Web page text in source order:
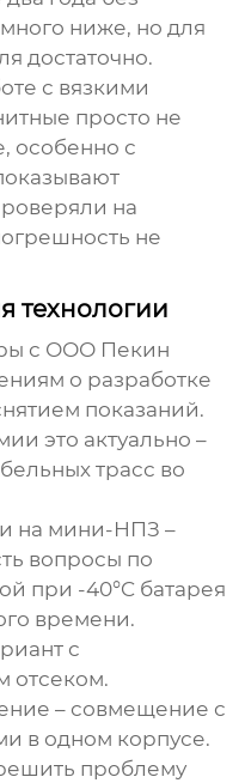
ниже, но для
достаточно.
с вязкими
просто не
особенно с
на
не
технологии
с ООО Пекин
о разработке
показаний.
это актуально –
трасс во
на мини-НПЗ –
вопросы по
при -40°C батарея
времени.
с
отсеком.
– совмещение с
в одном корпусе.
проблему